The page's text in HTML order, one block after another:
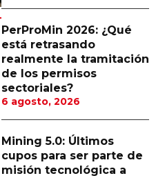
PerProMin 2026: ¿Qué
está retrasando
realmente la tramitación
de los permisos
sectoriales?
6 agosto, 2026
Mining 5.0: Últimos
cupos para ser parte de
misión tecnológica a